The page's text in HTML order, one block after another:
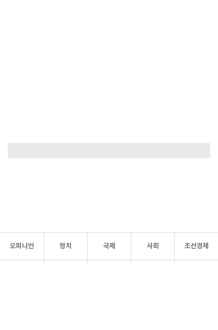
오피니언 정치 국제 사회 조선경제